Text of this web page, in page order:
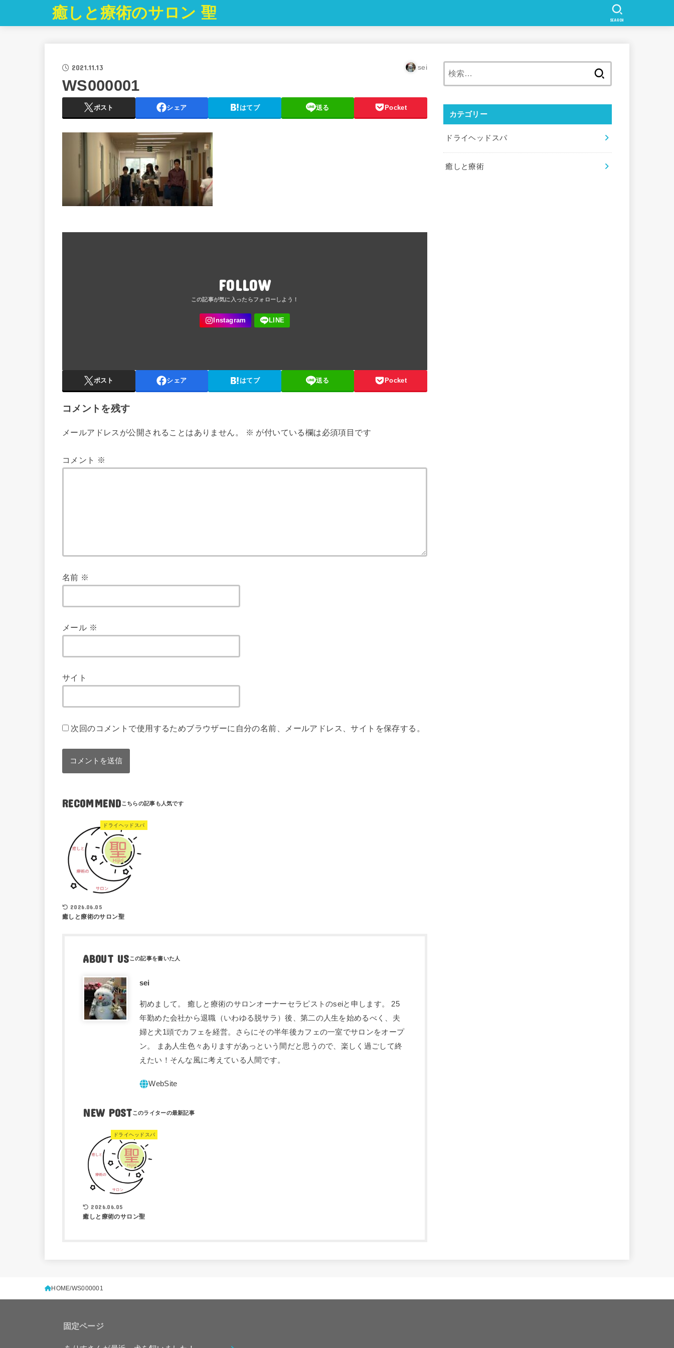
癒しと療術のサロン 聖 SEARCH
2021.11.13 sei
WS000001
ポスト シェア はてブ 送る Pocket
FOLLOW
ポスト シェア はてブ 送る Pocket
コメントを残す
メールアドレスが公開されることはありません。 ※ が付いている欄は必須項目です
コメント ※
名前 ※
メール ※
サイト
次回のコメントで使用するためブラウザーに自分の名前、メールアドレス、サイトを保存する。
RECOMMEND
ドライヘッドスパ
2026.06.05
癒しと療術のサロン聖
ABOUT US
sei
初めまして。 癒しと療術のサロンオーナーセラピストのseiと申します。 25
年勤めた会社から退職（いわゆる脱サラ）後、第二の人生を始めるべく、夫
婦と犬1頭でカフェを経営。さらにその半年後カフェの一室でサロンをオープ
ン。 まあ人生色々ありますがあっという間だと思うので、楽しく過ごして終
えたい！そんな風に考えている人間です。
NEW POST
ドライヘッドスパ
2026.06.05
癒しと療術のサロン聖
カテゴリー
ドライヘッドスパ
癒しと療術
HOME WS000001
固定ページ